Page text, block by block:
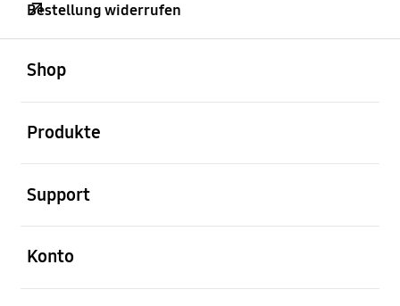
Bestellung widerrufen
Shop
Produkte
Support
Konto